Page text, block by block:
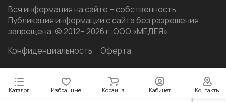
Каталог Избранные Корзина Кабинет Контакты
Вся информация на сайте – собственность.
Публикация информации с сайта без разрешения
запрещена. © 2012– 2026 г. ООО «МЕДЕЯ»
Конфиденциальность
Оферта